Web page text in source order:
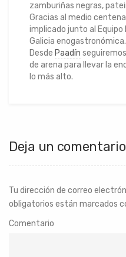
zamburiñas negras,
Gracias al medio
implicado junto al Equipo
Galicia enogastronómica.
Desde Paadín
de arena para llevar la
lo más alto.
Deja un comentario
Tu dirección de correo
obligatorios están marcados
Comentario